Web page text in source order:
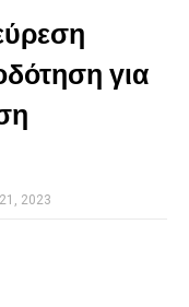
για
2023